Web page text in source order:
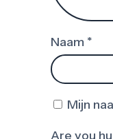
Naam *
Mijn
Are you